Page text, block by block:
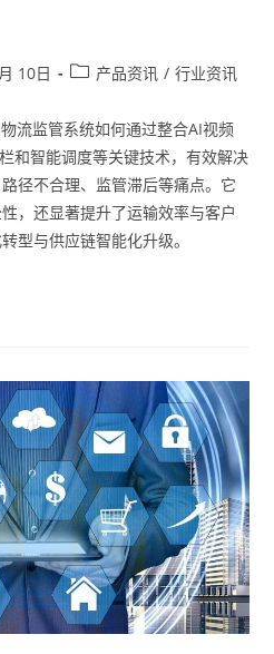
10日 产品资讯 / 行业资讯
流监管系统如何通过整合AI视频
和智能调度等关键技术，有效解决
径不合理、监管滞后等痛点。它
，还显著提升了运输效率与客户
型与供应链智能化升级。